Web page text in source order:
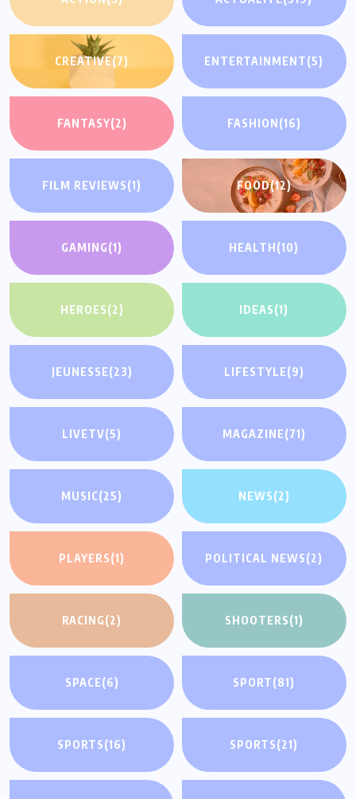
CREATIVE(7) ENTERTAINMENT(5)
FANTASY(2) FASHION (16)
FILM REVIEWS(1) FOOD(12)
GAMING(1) HEALTH (10)
HEROES(2) IDEAS(1)
JEUNESSE(23) LIFESTYLE(9)
LIVETV(5) MAGAZINE(71)
MUSIC(25) NEWS(2)
PLAYERS(1) POLITICAL NEWS(2)
RACING(2) SHOOTERS(1)
SPACE(6) SPORT(81)
SPORTS(16) SPORTS(21)